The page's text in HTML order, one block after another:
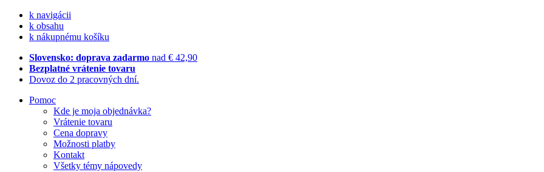
k navigácii
k obsahu
k nákupnému košíku
Slovensko: doprava zadarmo nad € 42,90
Bezplatné vrátenie tovaru
Dovoz do 2 pracovných dní.
Pomoc
Kde je moja objednávka?
Vrátenie tovaru
Cena dopravy
Možnosti platby
Kontakt
Všetky témy nápovedy